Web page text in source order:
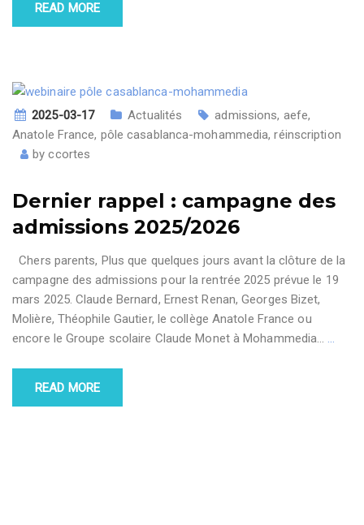
READ MORE
2025-03-17 Actualités admissions, aefe,
Anatole France, pôle casablanca-mohammedia,réinscription
byccortes
Dernier rappel : campagne des
admissions 2025/2026
Chers parents, Plus que quelques jours avant la clôture de la
campagne des admissions pour la rentrée 2025 prévue le 19
mars 2025. Claude Bernard, Ernest Renan, Georges Bizet,
Molière, Théophile Gautier, le collège Anatole France ou
encore le Groupe scolaire Claude Monet à Mohammedia… …
READ MORE